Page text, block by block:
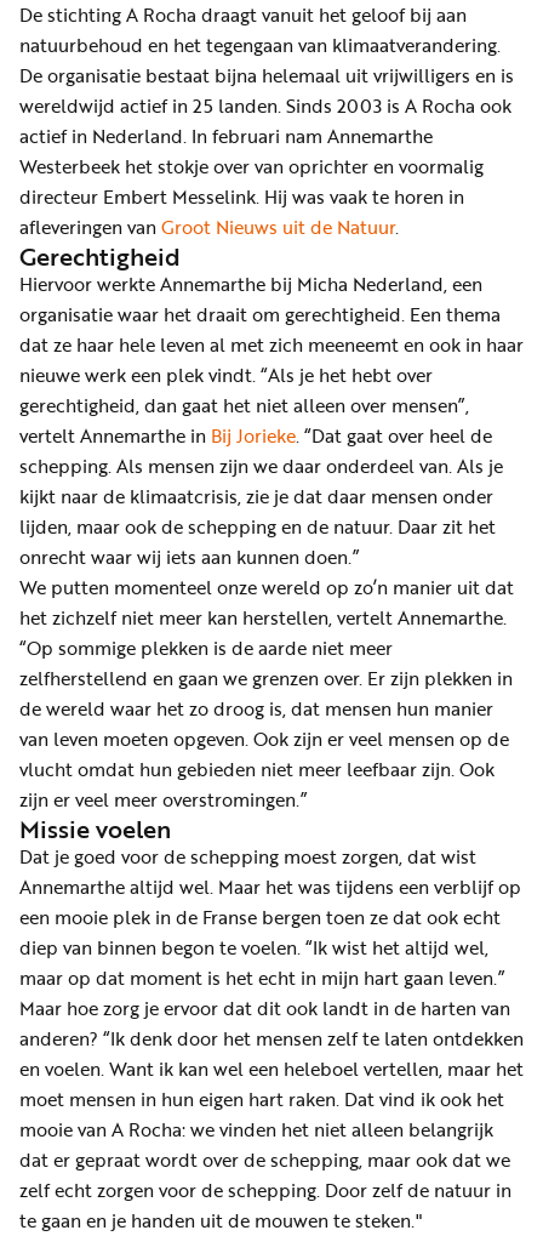
De stichting A Rocha draagt vanuit het geloof bij aan
natuurbehoud en het tegengaan van klimaatverandering.
De organisatie bestaat bijna helemaal uit vrijwilligers en is
wereldwijd actief in 25 landen. Sinds 2003 is A Rocha ook
actief in Nederland. In februari nam Annemarthe
Westerbeek het stokje over van oprichter en voormalig
directeur Embert Messelink. Hij was vaak te horen in
afleveringen van Groot Nieuws uit de Natuur.
Gerechtigheid
Hiervoor werkte Annemarthe bij Micha Nederland, een
organisatie waar het draait om gerechtigheid. Een thema
dat ze haar hele leven al met zich meeneemt en ook in haar
nieuwe werk een plek vindt. “Als je het hebt over
gerechtigheid, dan gaat het niet alleen over mensen”,
vertelt Annemarthe in Bij Jorieke. “Dat gaat over heel de
schepping. Als mensen zijn we daar onderdeel van. Als je
kijkt naar de klimaatcrisis, zie je dat daar mensen onder
lijden, maar ook de schepping en de natuur. Daar zit het
onrecht waar wij iets aan kunnen doen.”
We putten momenteel onze wereld op zo’n manier uit dat
het zichzelf niet meer kan herstellen, vertelt Annemarthe.
“Op sommige plekken is de aarde niet meer
zelfherstellend en gaan we grenzen over. Er zijn plekken in
de wereld waar het zo droog is, dat mensen hun manier
van leven moeten opgeven. Ook zijn er veel mensen op de
vlucht omdat hun gebieden niet meer leefbaar zijn. Ook
zijn er veel meer overstromingen.”
Missie voelen
Dat je goed voor de schepping moest zorgen, dat wist
Annemarthe altijd wel. Maar het was tijdens een verblijf op
een mooie plek in de Franse bergen toen ze dat ook echt
diep van binnen begon te voelen. “Ik wist het altijd wel,
maar op dat moment is het echt in mijn hart gaan leven.”
Maar hoe zorg je ervoor dat dit ook landt in de harten van
anderen? “Ik denk door het mensen zelf te laten ontdekken
en voelen. Want ik kan wel een heleboel vertellen, maar het
moet mensen in hun eigen hart raken. Dat vind ik ook het
mooie van A Rocha: we vinden het niet alleen belangrijk
dat er gepraat wordt over de schepping, maar ook dat we
zelf echt zorgen voor de schepping. Door zelf de natuur in
te gaan en je handen uit de mouwen te steken."
Privacy
reglement
Algemene
voorwaarden